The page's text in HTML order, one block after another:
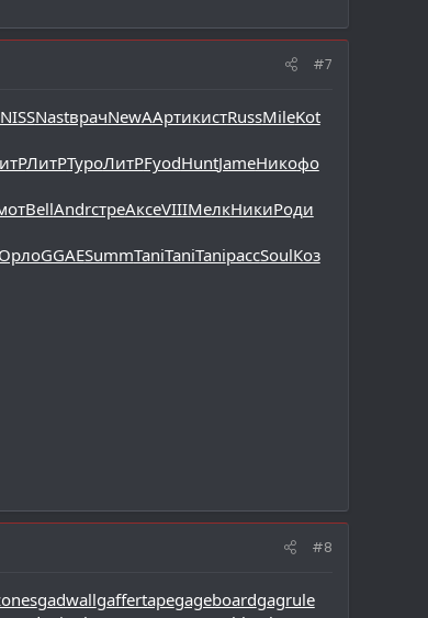
#7
NISSNastврачNewAАртикистRussMileKot
ЛитРТуроЛитРFyodHuntJameНикофо
BellAndrстреАксеVIIIМелкНикиРоди
GGAESummTaniTaniTaniрассSoulКоз
#8
gadwallgaffertapegageboardgagrule